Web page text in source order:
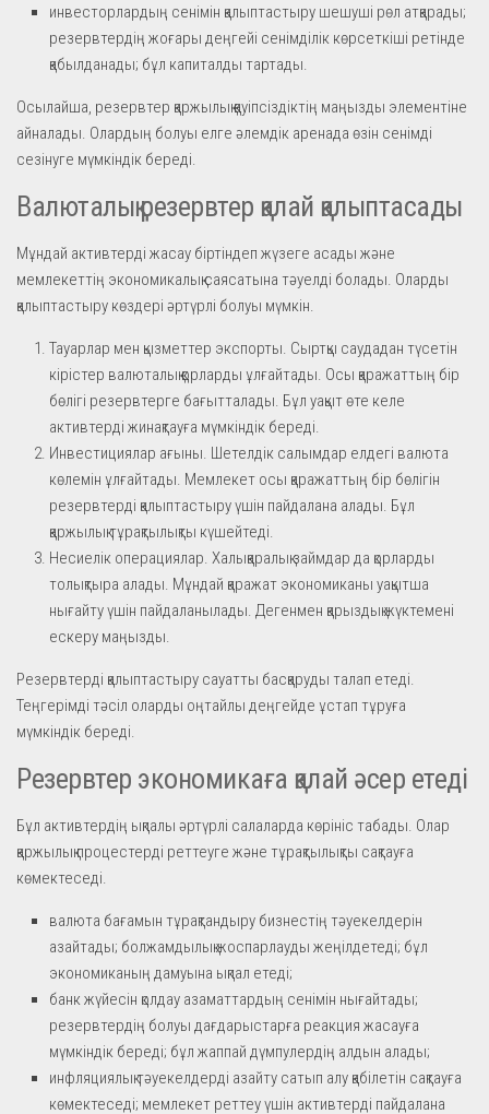
инвесторлардың сенімін қалыптастыру шешуші рөл атқарады;
резервтердің жоғары деңгейі сенімділік көрсеткіші ретінде
қабылданады; бұл капиталды тартады.
Осылайша, резервтер қаржылық қауіпсіздіктің маңызды элементіне
айналады. Олардың болуы елге әлемдік аренада өзін сенімді
сезінуге мүмкіндік береді.
Валюталық резервтер қалай қалыптасады
Мұндай активтерді жасау біртіндеп жүзеге асады және
мемлекеттің экономикалық саясатына тәуелді болады. Оларды
қалыптастыру көздері әртүрлі болуы мүмкін.
Тауарлар мен қызметтер экспорты. Сыртқы саудадан түсетін
кірістер валюталық қорларды ұлғайтады. Осы қаражаттың бір
бөлігі резервтерге бағытталады. Бұл уақыт өте келе
активтерді жинақтауға мүмкіндік береді.
Инвестициялар ағыны. Шетелдік салымдар елдегі валюта
көлемін ұлғайтады. Мемлекет осы қаражаттың бір бөлігін
резервтерді қалыптастыру үшін пайдалана алады. Бұл
қаржылық тұрақтылықты күшейтеді.
Несиелік операциялар. Халықаралық займдар да қорларды
толықтыра алады. Мұндай қаражат экономиканы уақытша
нығайту үшін пайдаланылады. Дегенмен қарыздық жүктемені
ескеру маңызды.
Резервтерді қалыптастыру сауатты басқаруды талап етеді.
Теңгерімді тәсіл оларды оңтайлы деңгейде ұстап тұруға
мүмкіндік береді.
Резервтер экономикаға қалай әсер етеді
Бұл активтердің ықпалы әртүрлі салаларда көрініс табады. Олар
қаржылық процестерді реттеуге және тұрақтылықты сақтауға
көмектеседі.
валюта бағамын тұрақтандыру бизнестің тәуекелдерін
азайтады; болжамдылық жоспарлауды жеңілдетеді; бұл
экономиканың дамуына ықпал етеді;
банк жүйесін қолдау азаматтардың сенімін нығайтады;
резервтердің болуы дағдарыстарға реакция жасауға
мүмкіндік береді; бұл жаппай дүмпулердің алдын алады;
инфляциялық тәуекелдерді азайту сатып алу қабілетін сақтауға
көмектеседі; мемлекет реттеу үшін активтерді пайдалана